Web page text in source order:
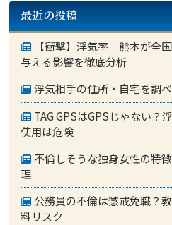
最近の投稿
【衝撃】浮気率 熊本が全
与える影響を徹底分析
浮気相手の住所・自宅を調
TAG GPSはGPSじゃない？
使用は危険
不倫しそうな独身女性の特
理
公務員の不倫は懲戒免職？
料リスク